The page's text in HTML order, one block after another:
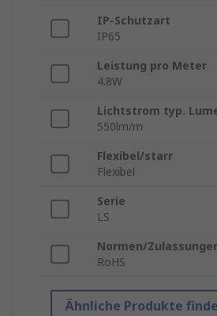
IP-Schutzart
IP65
Leistung pro Meter
4.8W
Lichtstrom typ.
550lm/m
Flexibel/starr
Flexibel
Serie
LS
Normen/
RoHS
Ähnliche Produkte